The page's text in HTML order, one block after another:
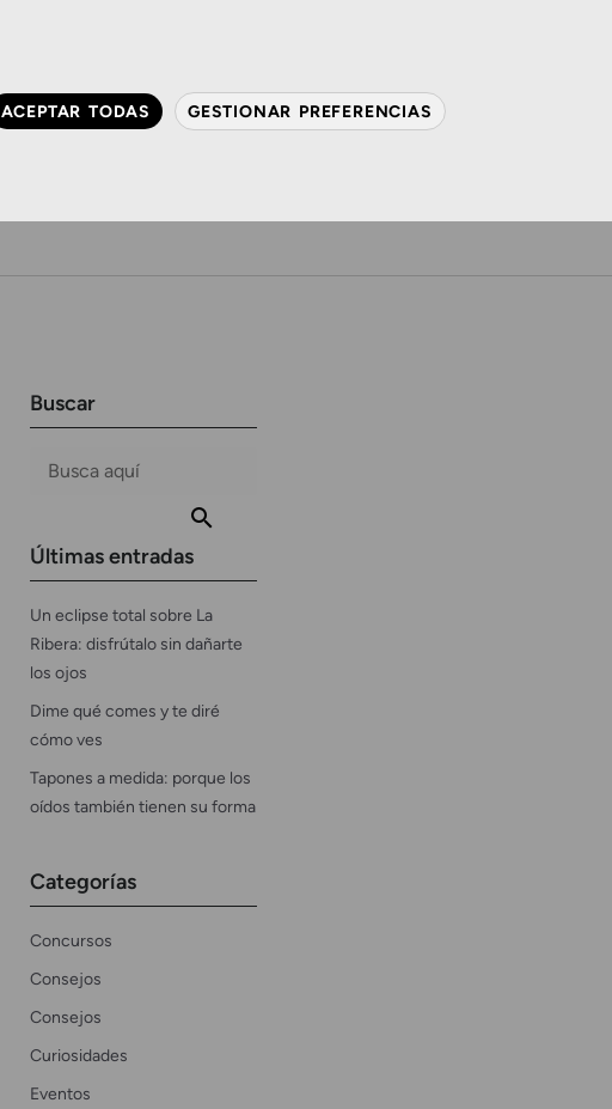
Buscar
Últimas entradas
Un eclipse total sobre La
Ribera: disfrútalo sin dañarte
los ojos
Dime qué comes y te diré
cómo ves
Tapones a medida: porque los
oídos también tienen su forma
Categorías
Concursos
Consejos
Consejos
Curiosidades
Eventos
ACEPTAR TODAS GESTIONAR PREFERENCIAS